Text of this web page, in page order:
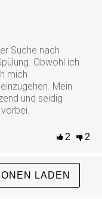
2 2
Suche nach
Obwohl ich
mich
Mein
und seidig
LADEN